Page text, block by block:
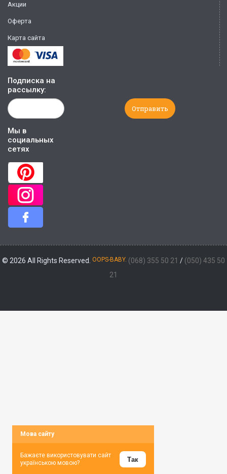
Акции
Оферта
Карта сайта
Подписка на
рассылку:
Мы в
социальных
сетях
© 2026 All Rights Reserved. OOPS-BABY. (068) 355 50 21 / (050) 435 50
21
Мова сайту
Бажаєте використовувати сайт
українською мовою?
Так